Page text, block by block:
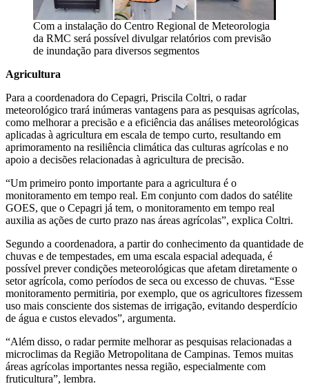
Com a instalação do Centro Regional de Meteorologia
da RMC será possível divulgar relatórios com previsão
de inundação para diversos segmentos
Agricultura
Para a coordenadora do Cepagri, Priscila Coltri, o radar
meteorológico trará inúmeras vantagens para as pesquisas agrícolas,
como melhorar a precisão e a eficiência das análises meteorológicas
aplicadas à agricultura em escala de tempo curto, resultando em
aprimoramento na resiliência climática das culturas agrícolas e no
apoio a decisões relacionadas à agricultura de precisão.
“Um primeiro ponto importante para a agricultura é o
monitoramento em tempo real. Em conjunto com dados do satélite
GOES, que o Cepagri já tem, o monitoramento em tempo real
auxilia as ações de curto prazo nas áreas agrícolas”, explica Coltri.
Segundo a coordenadora, a partir do conhecimento da quantidade de
chuvas e de tempestades, em uma escala espacial adequada, é
possível prever condições meteorológicas que afetam diretamente o
setor agrícola, como períodos de seca ou excesso de chuvas. “Esse
monitoramento permitiria, por exemplo, que os agricultores fizessem
uso mais consciente dos sistemas de irrigação, evitando desperdício
de água e custos elevados”, argumenta.
“Além disso, o radar permite melhorar as pesquisas relacionadas a
microclimas da Região Metropolitana de Campinas. Temos muitas
áreas agrícolas importantes nessa região, especialmente com
fruticultura”, lembra.